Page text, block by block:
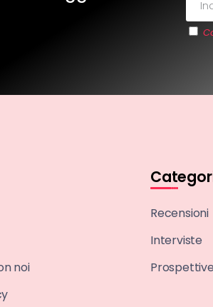
noi
Recensioni
Interviste
Prospettive